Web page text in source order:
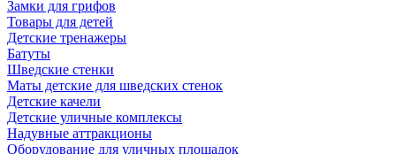
Замки для грифов
Товары для детей
Детские тренажеры
Батуты
Шведские стенки
Маты детские для шведских стенок
Детские качели
Детские уличные комплексы
Надувные аттракционы
Оборудование для уличных площадок